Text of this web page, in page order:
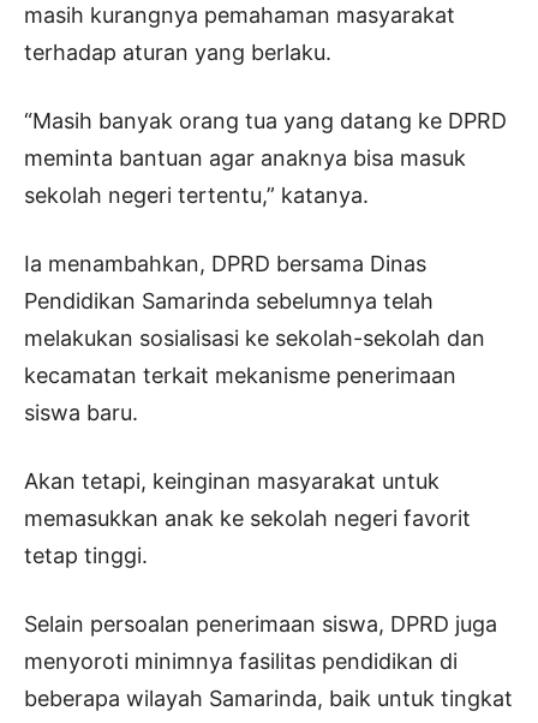
masih kurangnya pemahaman masyarakat
terhadap aturan yang berlaku.
“Masih banyak orang tua yang datang ke DPRD
meminta bantuan agar anaknya bisa masuk
sekolah negeri tertentu,” katanya.
Ia menambahkan, DPRD bersama Dinas
Pendidikan Samarinda sebelumnya telah
melakukan sosialisasi ke sekolah-sekolah dan
kecamatan terkait mekanisme penerimaan
siswa baru.
Akan tetapi, keinginan masyarakat untuk
memasukkan anak ke sekolah negeri favorit
tetap tinggi.
Selain persoalan penerimaan siswa, DPRD juga
menyoroti minimnya fasilitas pendidikan di
beberapa wilayah Samarinda, baik untuk tingkat